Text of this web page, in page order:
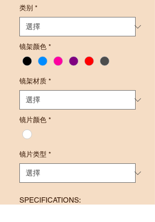
类别 *
镜架颜色 *
镜架材质 *
镜片颜色 *
镜片类型 *
SPECIFICATIONS: